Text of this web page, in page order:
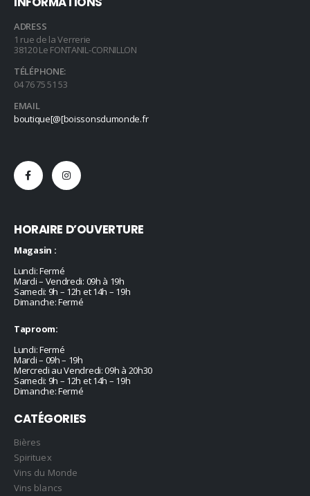
ADRESS
1 rue de la Verrerie
38120 Le FONTANIL-CORNILLON
TÉLÉPHONE:
04 76 75 51 53
EMAIL
boutique[@[boissonsdumonde.fr
HORAIRE D’OUVERTURE
Magasin :
Lundi: Fermé
Mardi – Vendredi: 09h à 19h
Samedi: 9h – 12h et 14h – 19h
Dimanche: Fermé
Taproom:
Lundi: Fermé
Mardi – 09h – 19h
Mercredi au Vendredi: 09h à 20h30
Samedi: 9h – 12h et 14h – 19h
Dimanche: Fermé
CATÉGORIES
Bières
Spirituex
Vins du Monde
Vins blancs